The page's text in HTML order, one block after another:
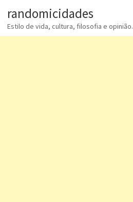
randomicidades
Estilo de vida, cultura, filosofia e opinião.